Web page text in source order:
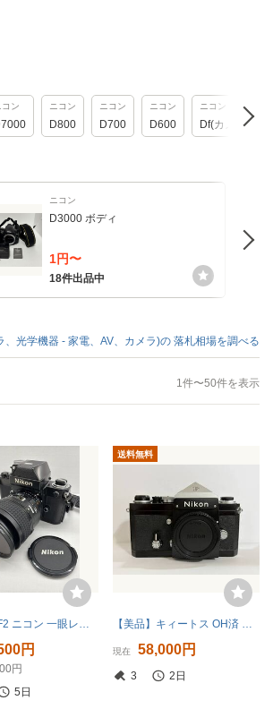
コン ニコン
D800
ニコン
D700
ニコン
D600
ニコン
Df(カメラ)
ニコン
D3000 ボディ
1円〜
18件出品中
、光学機器 - 家電、AV、カメラ)の 落札相場を調べる
1件〜50件を表示
☆ Nikon F2 ニコン 一眼レフカメラ レンズ 60mm 1:2.8 D 動作未確認 現状品 TK247560
円
円
5日
送料無料
【美品】キィートス OH済 Nikon F 後期型 アポロ アイレベル ファインダー ブラック フィルム カメラ CLA マディソン郡の橋
現在 58,000円
3 2日